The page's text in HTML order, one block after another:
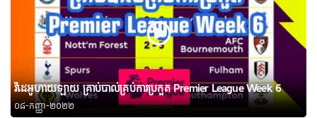
វីដេអូហាយឡាយ គ្រាប់បាល់គ្រប់ការប្រកួត Premier League Week 6
០៨-កញ្ញា-២០២២